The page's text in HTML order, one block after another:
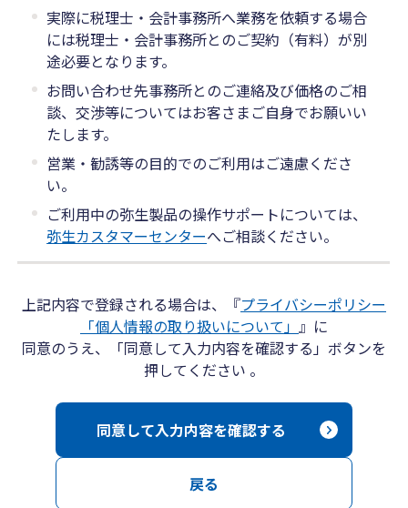
実際に税理士・会計事務所へ業務を依頼する場合
には税理士・会計事務所とのご契約（有料）が別
途必要となります。
お問い合わせ先事務所とのご連絡及び価格のご相
談、交渉等についてはお客さまご自身でお願いい
たします。
営業・勧誘等の目的でのご利用はご遠慮くださ
い。
ご利用中の弥生製品の操作サポートについては、
弥生カスタマーセンターへご相談ください。
上記内容で登録される場合は、『プライバシーポリシー
「個人情報の取り扱いについて」 』に
同意のうえ、「同意して入力内容を確認する」ボタンを
押してください 。
戻る
同意して入力内容を確認する